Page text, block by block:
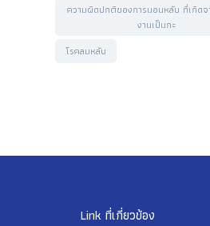
ความผิดปกติของการนอนหลับ ที่เกิดจ
งานเป็นกะ
โรคลมหลับ
Link ที่เกี่ยวข้อง